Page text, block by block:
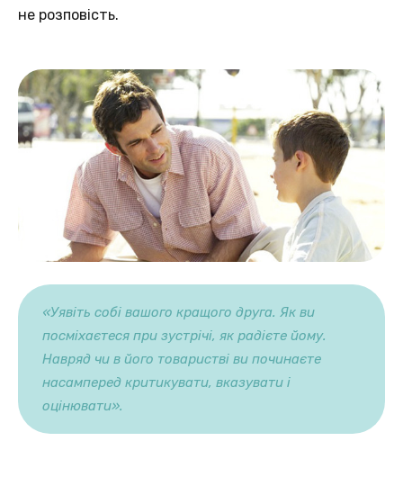
не розповість.
«Уявіть собі вашого кращого друга. Як ви
посміхаєтеся при зустрічі, як радієте йому.
Навряд чи в його товаристві ви починаєте
насамперед критикувати, вказувати і
оцінювати».